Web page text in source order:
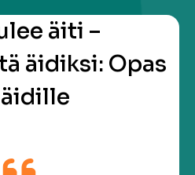
äiti –
äidiksi: Opas